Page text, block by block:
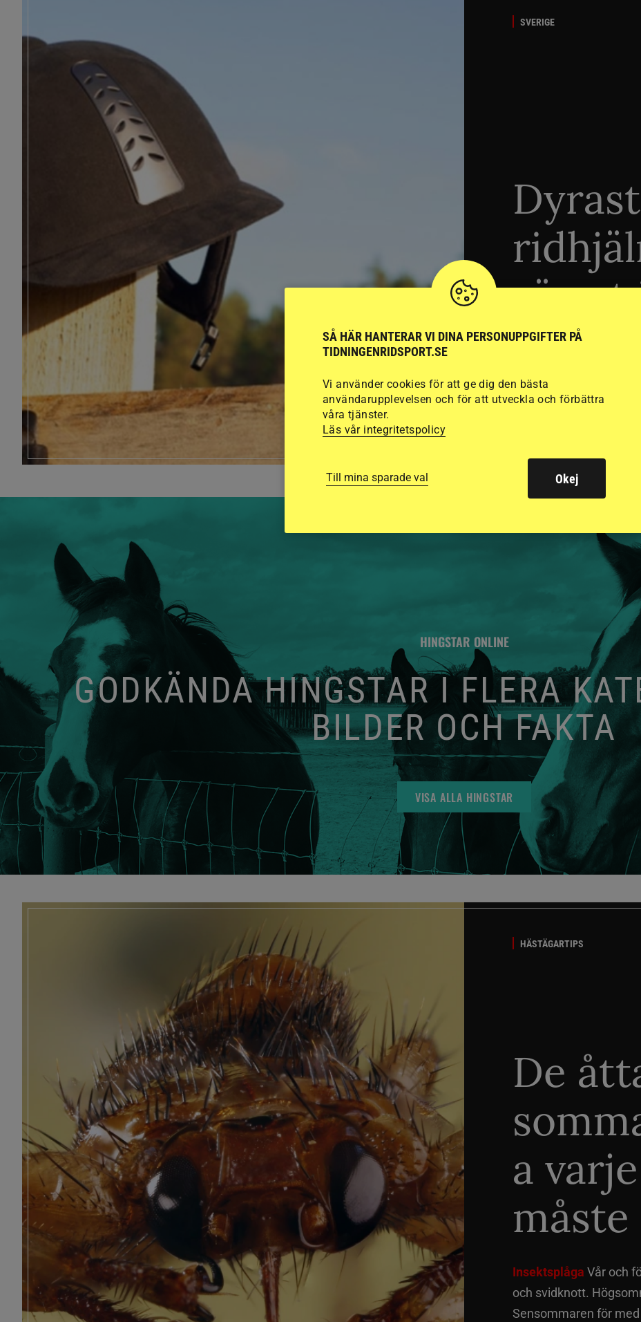
SVERIGE
15 ridhjälmar i olika
säkraste. Det visar sig
de olika hjälmarna –
HINGSTAR ONLINE
GODKÄNDA HINGSTAR I FLERA
BILDER OCH FAKTA
VISA ALLA HINGSTAR
HÄSTÄGARTIPS
De
a
Insektsplåga Vår och
och svidknott.
Sensommaren för
SÅ HÄR HANTERAR VI DINA PERSONUPPGIFTER PÅ
TIDNINGENRIDSPORT.SE
Vi använder cookies för att ge dig den bästa
användarupplevelsen och för att utveckla och förbättra
våra tjänster.
Läs vår integritetspolicy
Till mina sparade val Okej